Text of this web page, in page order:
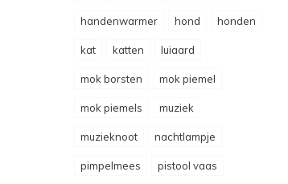
handenwarmer hond honden
kat katten luiaard
mok borsten mok piemel
mok piemels muziek
muzieknoot nachtlampje
pimpelmees pistool vaas